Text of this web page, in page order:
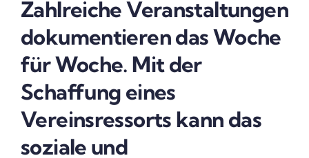
Zahlreiche Veranstaltungen
dokumentieren das Woche
für Woche. Mit der
Schaffung eines
Vereinsressorts kann das
soziale und